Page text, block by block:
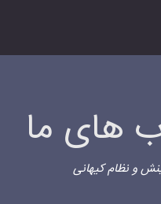
های ما
و نظام کیهانی